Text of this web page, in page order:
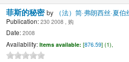
菲斯的秘密by （法）简·弗朗西丝·夏
Publication: 230 2008 , 购
Date: 2008
Availability: Items available: [876.59] (1),